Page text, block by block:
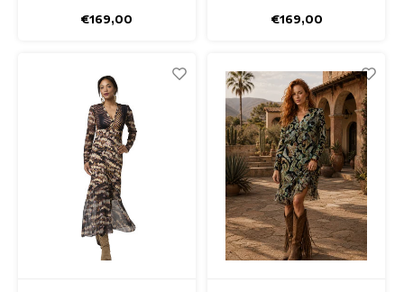
Jurken Met Print€169,00
€169,00